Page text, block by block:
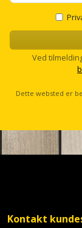
til
Træ
plader
Sækkelukker
Savbuk
Skruestik
Kombokit
Kompressor
Lader
Limpistol
Klæbesøm
Køkkenudstyr
Leg
Lommelygte
Merchandise
Pavillon
l
o
Ved
Dette websted er
Kontakt